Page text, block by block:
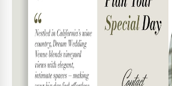
Certifique-se de que os detalhes
precisos e visíveis.
FAQ